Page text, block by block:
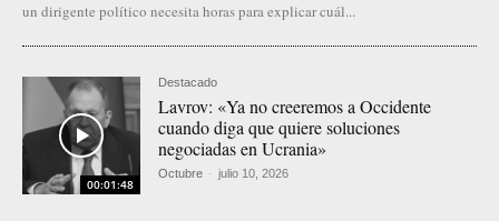
un dirigente político necesita horas para explicar cuál...
00:01:48
Destacado
Lavrov: «Ya no creeremos a Occidente
cuando diga que quiere soluciones
negociadas en Ucrania»
Octubre - julio 10, 2026